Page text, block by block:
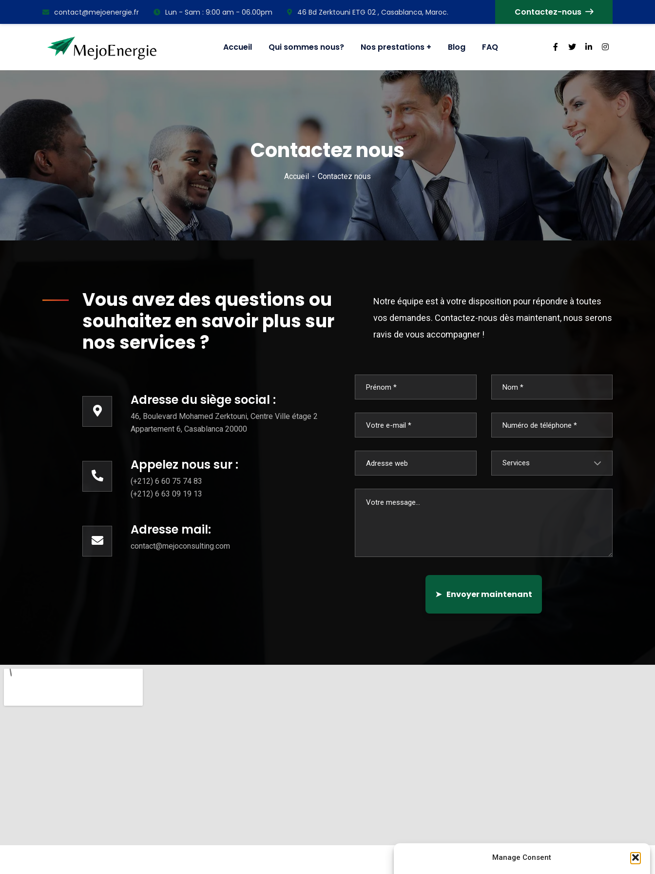
Manage Consent
contact@mejoenergie.fr Lun - Sam : 9:00 am - 06.00pm 46 Bd Zerktouni ETG 02 , Casablanca, Maroc. Contactez-nous
Accueil Qui sommes nous? Nos prestations Blog FAQ
Contactez nous
Accueil Contactez nous
Vous avez des questions ou
souhaitez en savoir plus sur
nos services ?
Notre équipe est à votre disposition pour répondre à toutes
vos demandes. Contactez-nous dès maintenant, nous serons
ravis de vous accompagner !
Adresse du siège social :
46, Boulevard Mohamed Zerktouni, Centre Ville étage 2
Appartement 6, Casablanca 20000
Appelez nous sur :
(+212) 6 60 75 74 83
(+212) 6 63 09 19 13
Adresse mail:
contact@mejoconsulting.com
Services
➤ Envoyer maintenant